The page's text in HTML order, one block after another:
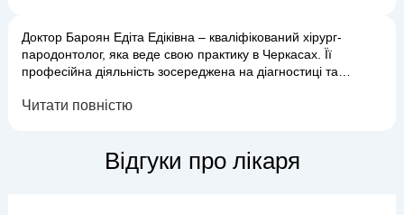
Доктор Бароян Едіта Едіківна – кваліфікований хірург-
пародонтолог, яка веде свою практику в Черкасах. Її
професійна діяльність зосереджена на діагностиці та
що оточують зуб. Едіта Едіківна займається такими
ясен. В арсеналі доктора Б...
Читати повністю
Відгуки про лікаря